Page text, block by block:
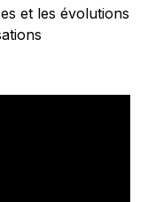
et les évolutions